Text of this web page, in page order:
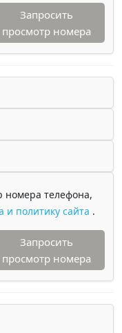
Запросить
просмотр номера
номера телефона,
и политику сайта .
Запросить
просмотр номера